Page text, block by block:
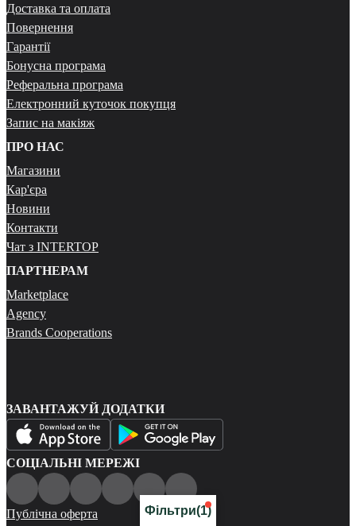
Фільтри(1)
Доставка та оплата
Повернення
Гарантії
Бонусна програма
Реферальна програма
Електронний куточок покупця
Запис на макіяж
ПРО НАС
Магазини
Кар'єра
Новини
Контакти
Чат з INTERTOP
ПАРТНЕРАМ
Marketplace
Agency
Brands Cooperations
ЗАВАНТАЖУЙ ДОДАТКИ
СОЦІАЛЬНІ МЕРЕЖІ
Публічна оферта